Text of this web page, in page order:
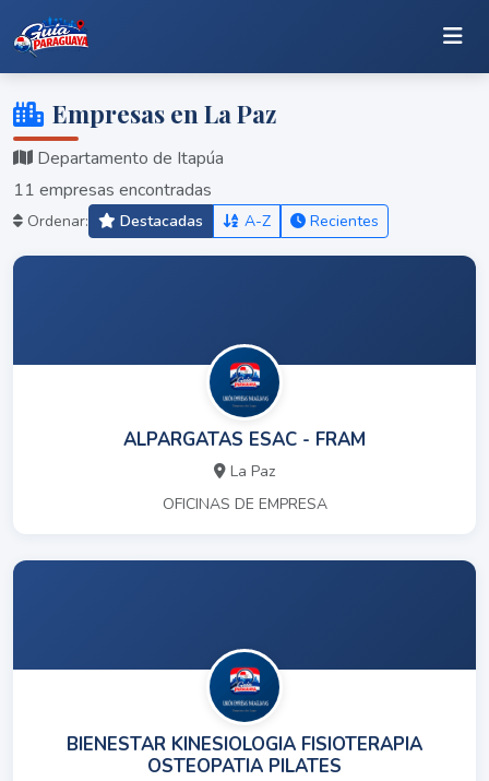
Empresas en La Paz
Departamento de Itapúa
11 empresas encontradas
Ordenar: Destacadas A-Z Recientes
ALPARGATAS ESAC - FRAM
La Paz
OFICINAS DE EMPRESA
BIENESTAR KINESIOLOGIA FISIOTERAPIA
OSTEOPATIA PILATES